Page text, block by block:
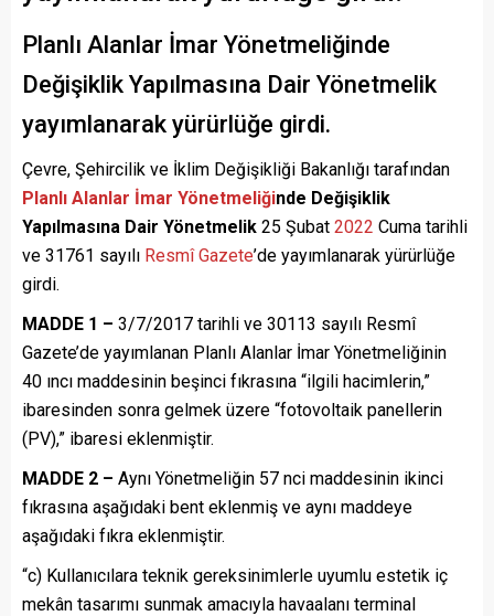
Planlı Alanlar İmar Yönetmeliğinde
Değişiklik Yapılmasına Dair Yönetmelik
yayımlanarak yürürlüğe girdi.
Çevre, Şehircilik ve İklim Değişikliği Bakanlığı tarafından
Planlı Alanlar İmar Yönetmeliğinde Değişiklik
Yapılmasına Dair Yönetmelik 25 Şubat 2022 Cuma tarihli
ve 31761 sayılı Resmî Gazete’de yayımlanarak yürürlüğe
girdi.
MADDE 1 – 3/7/2017 tarihli ve 30113 sayılı Resmî
Gazete’de yayımlanan Planlı Alanlar İmar Yönetmeliğinin
40 ıncı maddesinin beşinci fıkrasına “ilgili hacimlerin,”
ibaresinden sonra gelmek üzere “fotovoltaik panellerin
(PV),” ibaresi eklenmiştir.
MADDE 2 – Aynı Yönetmeliğin 57 nci maddesinin ikinci
fıkrasına aşağıdaki bent eklenmiş ve aynı maddeye
aşağıdaki fıkra eklenmiştir.
“c) Kullanıcılara teknik gereksinimlerle uyumlu estetik iç
mekân tasarımı sunmak amacıyla havaalanı terminal